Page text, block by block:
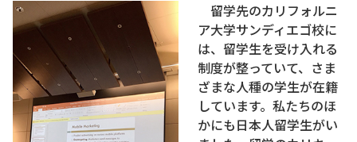
留学先のカリフォルニ
ア大学サンディエゴ校に
は、留学生を受け入れる
制度が整っていて、さま
ざまな人種の学生が在籍
しています。私たちのほ
かにも日本人留学生がい